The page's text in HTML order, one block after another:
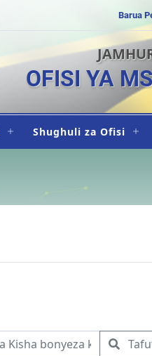
Barua
OFISI YA
Shughuli za Ofisi